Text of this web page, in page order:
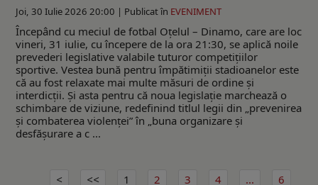
Joi, 30 Iulie 2026 20:00 | Publicat în EVENIMENT
Începând cu meciul de fotbal Oțelul – Dinamo, care are loc
vineri, 31 iulie, cu începere de la ora 21:30, se aplică noile
prevederi legislative valabile tuturor competițiilor
sportive. Vestea bună pentru împătimiţii stadioanelor este
că au fost relaxate mai multe măsuri de ordine și
interdicții. Şi asta pentru că noua legislație marchează o
schimbare de viziune, redefinind titlul legii din „prevenirea
și combaterea violenței” în „buna organizare și
desfășurare a c ...
1 2 3 4 ...
6